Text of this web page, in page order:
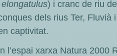
) i cranc de riu
dels rius Ter, Fluvià
captivitat.
l’espai xarxa Natura 2000